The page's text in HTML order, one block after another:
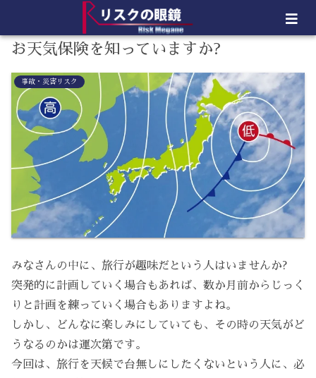
お天気保険を知っていますか?
事故・災害リスク
みなさんの中に、旅行が趣味だという人はいませんか?
突発的に計画していく場合もあれば、数か月前からじっく
りと計画を練っていく場合もありますよね。
しかし、どんなに楽しみにしていても、その時の天気がど
うなるのかは運次第です。
今回は、旅行を天候で台無しにしたくないという人に、必